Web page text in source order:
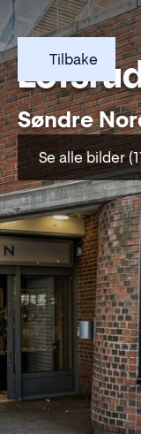
Tilbake
Søndre
Se alle bilder